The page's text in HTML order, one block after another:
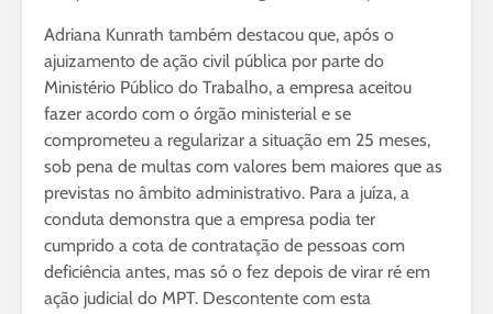
Adriana Kunrath também destacou que, após o
ajuizamento de ação civil pública por parte do
Ministério Público do Trabalho, a empresa aceitou
fazer acordo com o órgão ministerial e se
comprometeu a regularizar a situação em 25 meses,
sob pena de multas com valores bem maiores que as
previstas no âmbito administrativo. Para a juíza, a
conduta demonstra que a empresa podia ter
cumprido a cota de contratação de pessoas com
deficiência antes, mas só o fez depois de virar ré em
ação judicial do MPT. Descontente com esta